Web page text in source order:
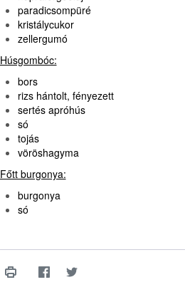
paradicsompüré
kristálycukor
zellergumó
Húsgombóc:
bors
rizs hántolt, fényezett
sertés apróhús
só
tojás
vöröshagyma
Főtt burgonya:
burgonya
só